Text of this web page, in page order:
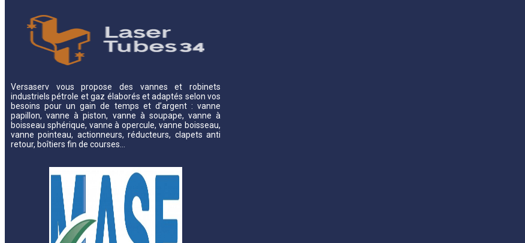
Versaserv vous propose des vannes et robinets
industriels pétrole et gaz élaborés et adaptés selon vos
besoins pour un gain de temps et d’argent : vanne
papillon, vanne à piston, vanne à soupape, vanne à
boisseau sphérique, vanne à opercule, vanne boisseau,
vanne pointeau, actionneurs, réducteurs, clapets anti
retour, boîtiers fin de courses…